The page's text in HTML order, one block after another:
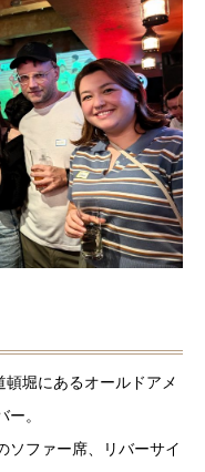
堀にあるオールドアメ
。
ソファー席、リバーサイ